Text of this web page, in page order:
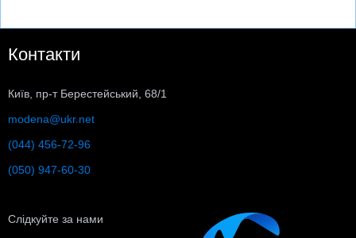
Контакти
Київ, пр-т Берестейський, 68/1
modena@ukr.net
(044) 456-72-96
(050) 947-60-30
Слідкуйте за нами